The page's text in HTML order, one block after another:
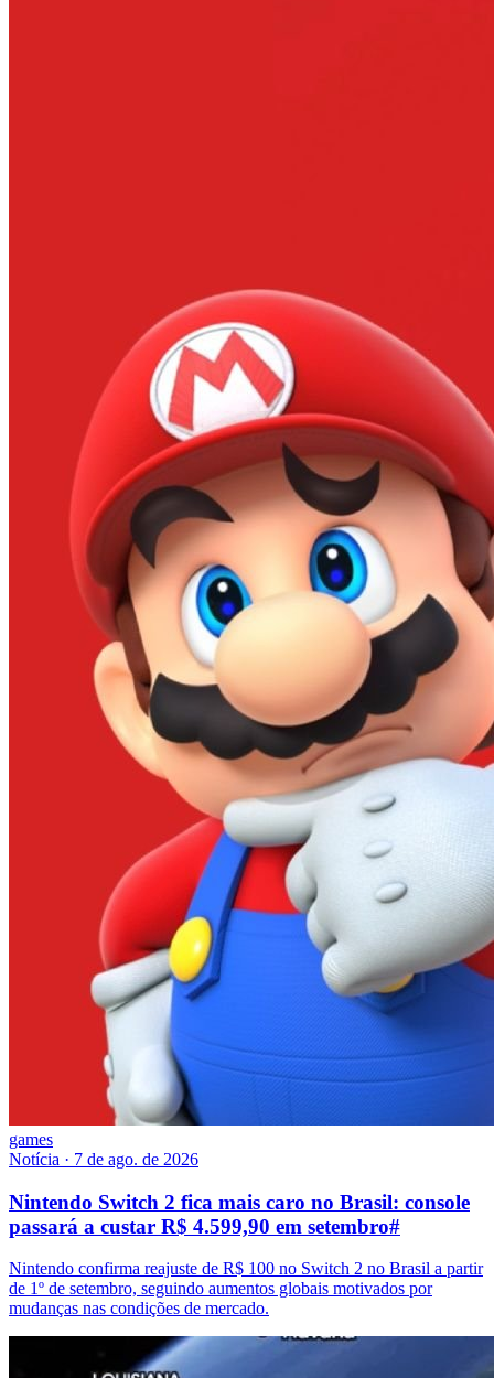
games
Notícia · 7 de ago. de 2026
Nintendo Switch 2 fica mais caro no Brasil: console
passará a custar R$ 4.599,90 em setembro#
Nintendo confirma reajuste de R$ 100 no Switch 2 no Brasil a partir
de 1º de setembro, seguindo aumentos globais motivados por
mudanças nas condições de mercado.